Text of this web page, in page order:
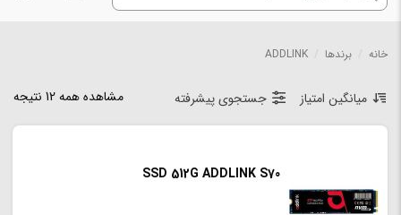
خانه برندها ADDLINK
مشاهده همه 12 نتیجه میانگین امتیاز جستجوی پیشرفته
SSD 512G ADDLINK S70